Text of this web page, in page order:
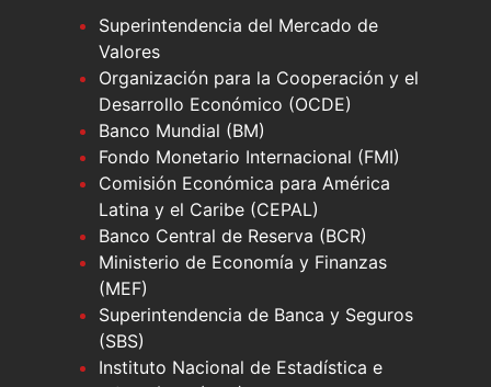
Superintendencia del Mercado de
Valores
Organización para la Cooperación y el
Desarrollo Económico (OCDE)
Banco Mundial (BM)
Fondo Monetario Internacional (FMI)
Comisión Económica para América
Latina y el Caribe (CEPAL)
Banco Central de Reserva (BCR)
Ministerio de Economía y Finanzas
(MEF)
Superintendencia de Banca y Seguros
(SBS)
Instituto Nacional de Estadística e